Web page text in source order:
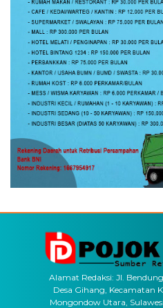
Alamat Redaksi: Jl.
Desa Gihang, Kecamatan
Mongondow Utara,